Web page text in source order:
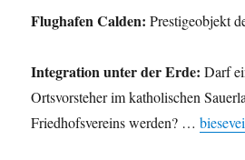
Flughafen Calden: Prestigeobjekt
Integration unter der Erde: Darf
Ortsvorsteher im katholischen
Friedhofsvereins werden? …